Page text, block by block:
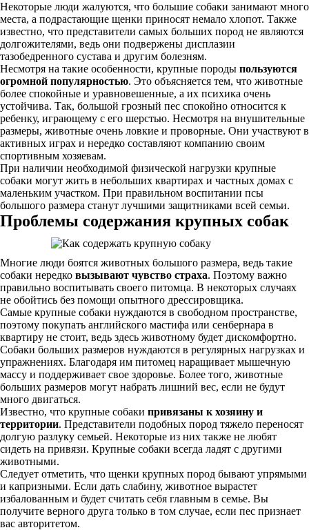
Некоторые люди жалуются, что большие собаки занимают много
места, а подрастающие щенки приносят немало хлопот. Также
известно, что представители самых больших пород не являются
долгожителями, ведь они подвержены дисплазии
тазобедренного сустава и другим болезням.
Несмотря на такие особенности, крупные породы пользуются
огромной популярностью. Это объясняется тем, что животные
более спокойные и уравновешенные, а их психика очень
устойчива. Так, большой грозный пес спокойно относится к
ребенку, играющему с его шерстью. Несмотря на внушительные
размеры, животные очень ловкие и проворные. Они участвуют в
активных играх и нередко составляют компанию своим
спортивным хозяевам.
При наличии необходимой физической нагрузки крупные
собаки могут жить в небольших квартирах и частных домах с
маленьким участком. При правильном воспитании псы
большого размера станут лучшими защитниками всей семьи.
Проблемы содержания крупных собак
Многие люди боятся животных большого размера, ведь такие
собаки нередко вызывают чувство страха. Поэтому важно
правильно воспитывать своего питомца. В некоторых случаях
не обойтись без помощи опытного дрессировщика.
Самые крупные собаки нуждаются в свободном пространстве,
поэтому покупать английского мастифа или сенбернара в
квартиру не стоит, ведь здесь животному будет дискомфортно.
Собаки больших размеров нуждаются в регулярных нагрузках и
упражнениях. Благодаря им питомец наращивает мышечную
массу и поддерживает свое здоровье. Более того, животные
больших размеров могут набрать лишний вес, если не будут
много двигаться.
Известно, что крупные собаки привязаны к хозяину и
территории. Представители подобных пород тяжело переносят
долгую разлуку семьей. Некоторые из них также не любят
сидеть на привязи. Крупные собаки всегда ладят с другими
животными.
Следует отметить, что щенки крупных пород бывают упрямыми
и капризными. Если дать слабину, животное вырастет
избалованным и будет считать себя главным в семье. Вы
получите верного друга только в том случае, если пес признает
вас авторитетом.